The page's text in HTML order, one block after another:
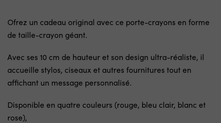
Ofrez un cadeau original avec ce porte-crayons en forme
de taille-crayon géant.
Avec ses 10 cm de hauteur et son design ultra-réaliste, il
accueille stylos, ciseaux et autres fournitures tout en
affichant un message personnalisé.
Disponible en quatre couleurs (rouge, bleu clair, blanc et
rose),